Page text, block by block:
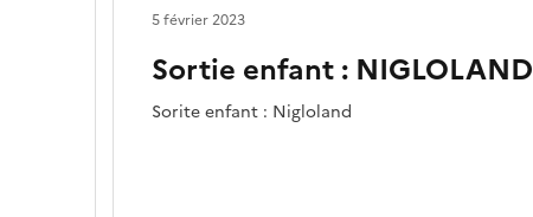
Sortie enfant : NIGLOLAND
Sorite enfant : Nigloland
5 février 2023